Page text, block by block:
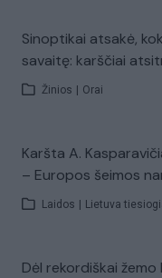
Sinoptikai atsakė,
savaitę: karščiai
Žinios Orai
Karšta A.
– Europos šeimos
Laidos Lietuva
Dėl rekordiškai